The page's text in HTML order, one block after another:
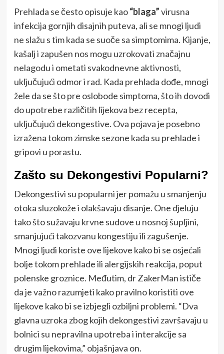
Prehlada se često opisuje kao“blaga”virusna
infekcija gornjih disajnih puteva, ali se mnogi ljudi
ne slažu s tim kada se suoče sa simptomima. Kijanje,
kašalj i zapušen nos mogu uzrokovati značajnu
nelagodu i ometati svakodnevne aktivnosti,
uključujući odmor i rad. Kada prehlada dođe, mnogi
žele da se što pre oslobode simptoma, što ih dovodi
do upotrebe različitih lijekova bez recepta,
uključujući dekongestive. Ova pojava je posebno
izražena tokom zimske sezone kada su prehlade i
gripovi u porastu.
Zašto su Dekongestivi Popularni?
Dekongestivi su popularni jer pomažu u smanjenju
otoka sluzokože i olakšavaju disanje. One djeluju
tako što sužavaju krvne sudove u nosnoj šupljini,
smanjujući takozvanu kongestiju ili zagušenje.
Mnogi ljudi koriste ove lijekove kako bi se osjećali
bolje tokom prehlade ili alergijskih reakcija, poput
polenske groznice. Međutim, dr ZakerMan ističe
da je važno razumjeti kako pravilno koristiti ove
lijekove kako bi se izbjegli ozbiljni problemi. “Dva
glavna uzroka zbog kojih dekongestivi završavaju u
bolnici su nepravilna upotreba i interakcije sa
drugim lijekovima,” objašnjava on.